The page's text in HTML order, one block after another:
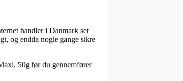
handler i Danmark set
og endda nogle gange sikre
50g før du gennemfører